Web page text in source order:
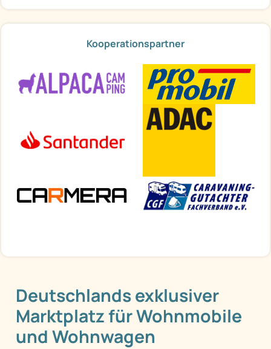
Kooperationspartner
Deutschlands exklusiver
Marktplatz für Wohnmobile
und Wohnwagen